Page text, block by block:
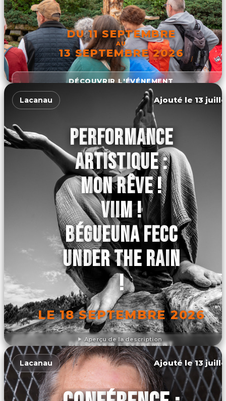
DU 11 SEPTEMBRE
AU
13 SEPTEMBRE 2026
DÉCOUVRIR L'ÉVÉNEMENT
Aperçu de la description
Lacanau Ajouté le 13
PERFORMANCE
ARTISTIQUE :
MON RÊVE !
VIIM !
BÉGUEUNA FECC
UNDER THE RAIN
!
LE 18 SEPTEMBRE 2026
DÉCOUVRIR L'ÉVÉNEMENT
Lacanau Ajouté le 13